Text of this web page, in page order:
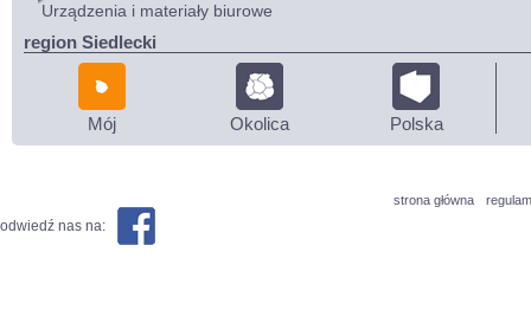
Urządzenia i materiały biurowe
region Siedlecki
Mój Okolica Polska
strona główna
odwiedź nas na: